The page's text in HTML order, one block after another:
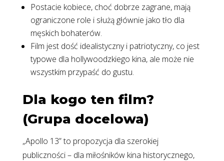
Postacie kobiece, choć dobrze zagrane, mają
ograniczone role i służą głównie jako tło dla
męskich bohaterów.
Film jest dość idealistyczny i patriotyczny, co jest
typowe dla hollywoodzkiego kina, ale może nie
wszystkim przypaść do gustu.
Dla kogo ten film?
(Grupa docelowa)
„Apollo 13” to propozycja dla szerokiej
publiczności – dla miłośników kina historycznego,